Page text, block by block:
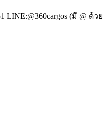
LINE:@360cargos (มี @ ด้วย